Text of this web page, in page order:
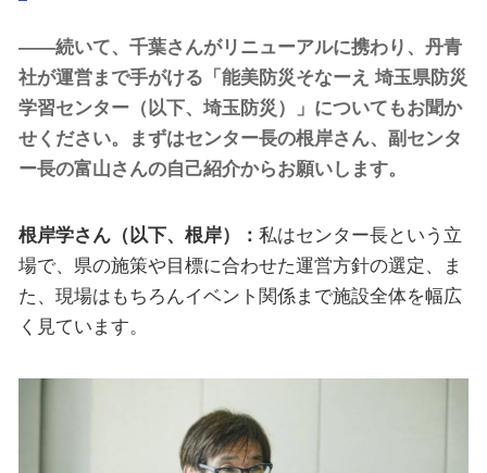
――続いて、千葉さんがリニューアルに携わり、丹青
社が運営まで手がける「能美防災そなーえ 埼玉県防災
学習センター（以下、埼玉防災）」についてもお聞か
せください。まずはセンター長の根岸さん、副センタ
ー長の富山さんの自己紹介からお願いします。
根岸学さん（以下、根岸）： 私はセンター長という立
場で、県の施策や目標に合わせた運営方針の選定、ま
た、現場はもちろんイベント関係まで施設全体を幅広
く見ています。